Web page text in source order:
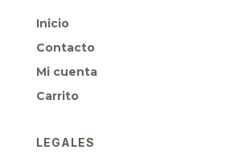
Inicio
Contacto
Mi cuenta
Carrito
LEGALES